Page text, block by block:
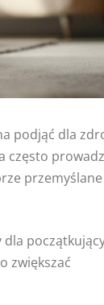
podjąć dla
często
zwiększać